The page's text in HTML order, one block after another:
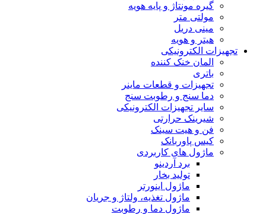
گیره مونتاژ و پایه هویه
مولتی متر
مینی دریل
هیتر و هویه
تجهیزات الکترونیکی
المان خنک کننده
باتری
تجهیزات و قطعات ماینر
دما سنج و رطوبت سنج
سایر تجهیزات الکترونیکی
شیرینک حرارتی
فن و هیت سینک
کیس پاوربانک
ماژول های کاربردی
برد آردینو
تولید بخار
ماژول اینورتر
ماژول تغذیه، ولتاژ و جریان
ماژول دما و رطوبت